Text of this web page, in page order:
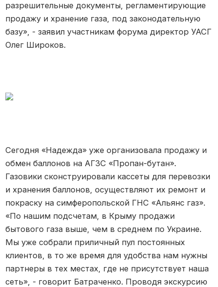
разрешительные документы, регламентирующие
продажу и хранение газа, под законодательную
базу», - заявил участникам форума директор УАСГ
Олег Широков.
Сегодня «Надежда» уже организовала продажу и
обмен баллонов на АГЗС «Пропан-бутан».
Газовики сконструировали кассеты для перевозки
и хранения баллонов, осуществляют их ремонт и
покраску на симферопольской ГНС «Альянс газ».
«По нашим подсчетам, в Крыму продажи
бытового газа выше, чем в среднем по Украине.
Мы уже собрали приличный пул постоянных
клиентов, в то же время для удобства нам нужны
партнеры в тех местах, где не присутствует наша
сеть», - говорит Батраченко. Проводя экскурсию